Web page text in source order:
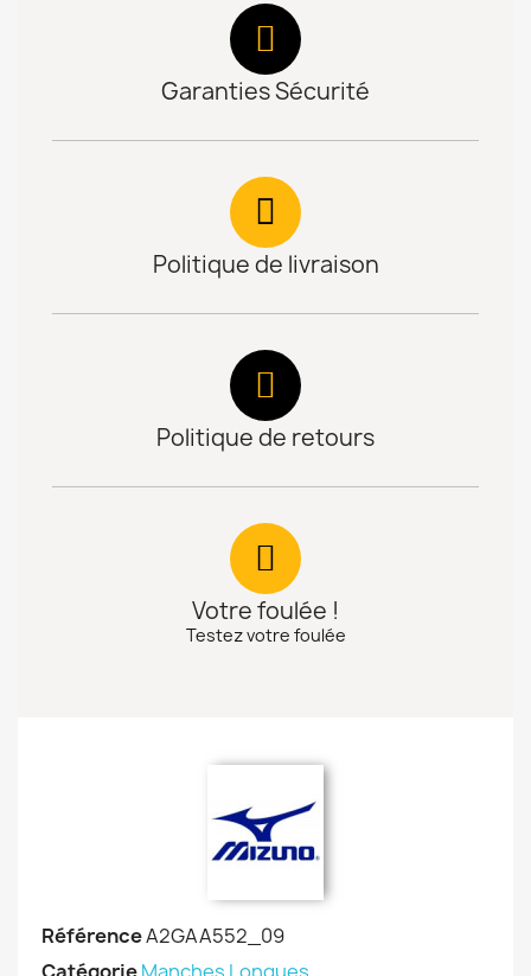
Garanties Sécurité
Politique de livraison
Politique de retours
Votre foulée !
Testez votre foulée
RéférenceA2GAA552_09